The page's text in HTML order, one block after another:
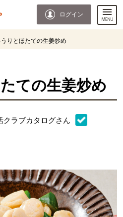
ログイン
うりとほたての生姜炒め
ての生姜炒め
クラブカタログさん